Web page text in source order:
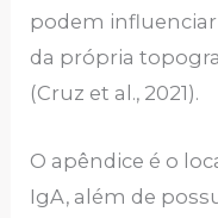
podem
da própria
(Cruz et al., 2021).
O apêndice é o
IgA, além de